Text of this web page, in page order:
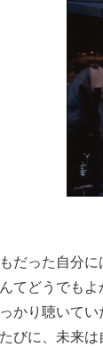
だった自分
てどうでも
かり聴いて
びに、未来